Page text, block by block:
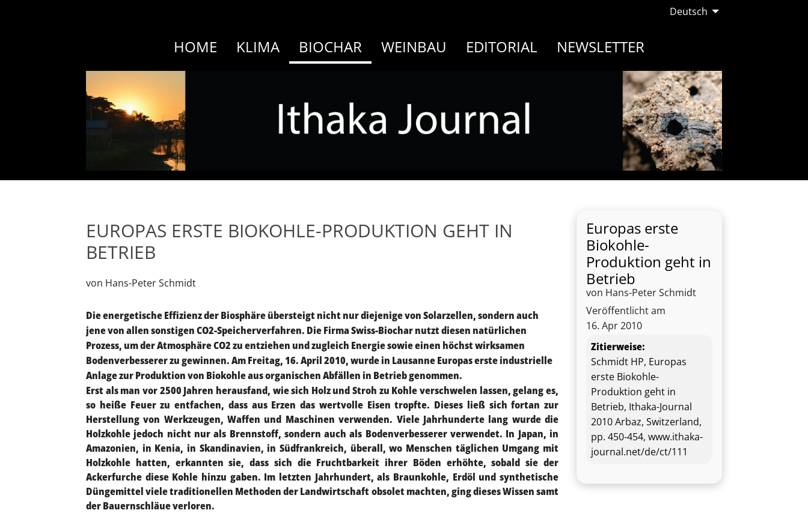
Deutsch
HOME KLIMA BIOCHAR WEINBAU EDITORIAL NEWSLETTER
EUROPAS ERSTE BIOKOHLE-PRODUKTION GEHT IN
BETRIEB
von Hans-Peter Schmidt
Die energetische Effizienz der Biosphäre übersteigt nicht nur diejenige von Solarzellen, sondern auch
jene von allen sonstigen CO2-Speicherverfahren. Die Firma Swiss-Biochar nutzt diesen natürlichen
Prozess, um der Atmosphäre CO2 zu entziehen und zugleich Energie sowie einen höchst wirksamen
Bodenverbesserer zu gewinnen. Am Freitag, 16. April 2010, wurde in Lausanne Europas erste industrielle
Anlage zur Produktion von Biokohle aus organischen Abfällen in Betrieb genommen.
Erst als man vor 2500 Jahren herausfand, wie sich Holz und Stroh zu Kohle verschwelen lassen, gelang es,
so heiße Feuer zu entfachen, dass aus Erzen das wertvolle Eisen tropfte. Dieses ließ sich fortan zur
Herstellung von Werkzeugen, Waffen und Maschinen verwenden. Viele Jahrhunderte lang wurde die
Holzkohle jedoch nicht nur als Brennstoff, sondern auch als Bodenverbesserer verwendet. In Japan, in
Amazonien, in Kenia, in Skandinavien, in Südfrankreich, überall, wo Menschen täglichen Umgang mit
Holzkohle hatten, erkannten sie, dass sich die Fruchtbarkeit ihrer Böden erhöhte, sobald sie der
Ackerfurche diese Kohle hinzu gaben. Im letzten Jahrhundert, als Braunkohle, Erdöl und synthetische
Düngemittel viele traditionellen Methoden der Landwirtschaft obsolet machten, ging dieses Wissen samt
der Bauernschläue verloren.
Europas erste
Biokohle-
Produktion geht in
Betrieb
von Hans-Peter Schmidt
Veröffentlicht am
16. Apr 2010
Zitierweise:
Schmidt HP, Europas
erste Biokohle-
Produktion geht in
Betrieb, Ithaka-Journal
2010 Arbaz, Switzerland,
pp. 450-454, www.ithaka-
journal.net/de/ct/111